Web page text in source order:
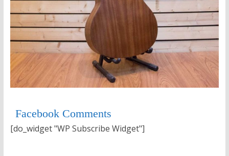
Facebook Comments
[do_widget "WP Subscribe Widget"]